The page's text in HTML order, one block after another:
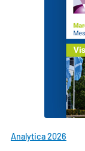
Analytica 2026